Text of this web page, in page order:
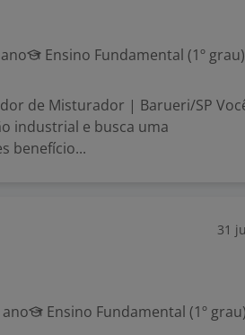
Ensino Fundamental (1º grau)
de Misturador | Barueri/SP
industrial e busca uma
benefício...
31
Ensino Fundamental (1º grau)